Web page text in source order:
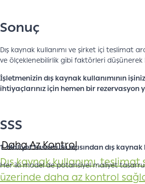
Daha Az Kontrol
Dış kaynak kullanımı, teslimat
üzerinde daha az kontrol
Sonuç
Dış kaynak kullanımı ve şirket içi teslimat
ve ölçeklenebilirlik gibi faktörleri
İşletmenizin dış kaynak kullanımının
ihtiyaçlarınız için hemen bir rezervasyon
SSS
1. Maliyet tasarrufu açısından dış
Her iki model de potansiyel maliyet